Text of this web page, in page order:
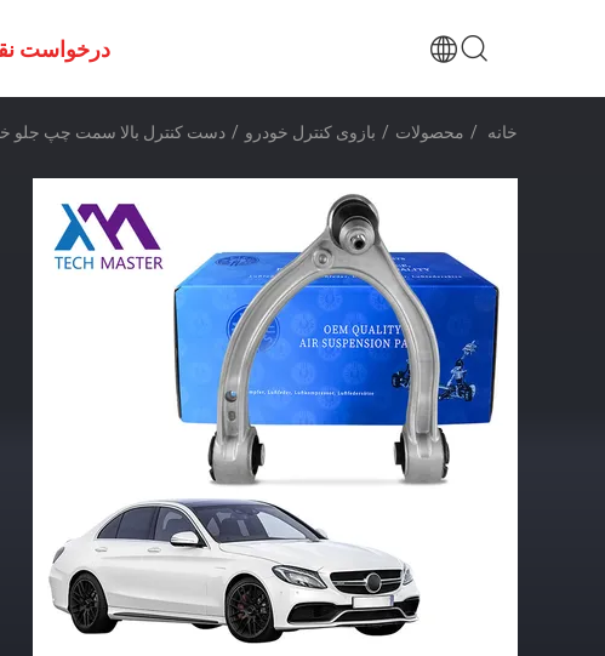
درخواست
خانه / محصولات / بازوی کنترل خودرو / دست کنترل بالا سمت چپ جلو خودرو